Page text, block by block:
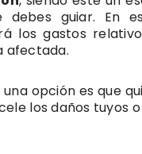
guiar. En
los gastos
afectada.
opción es que
los daños tuyos